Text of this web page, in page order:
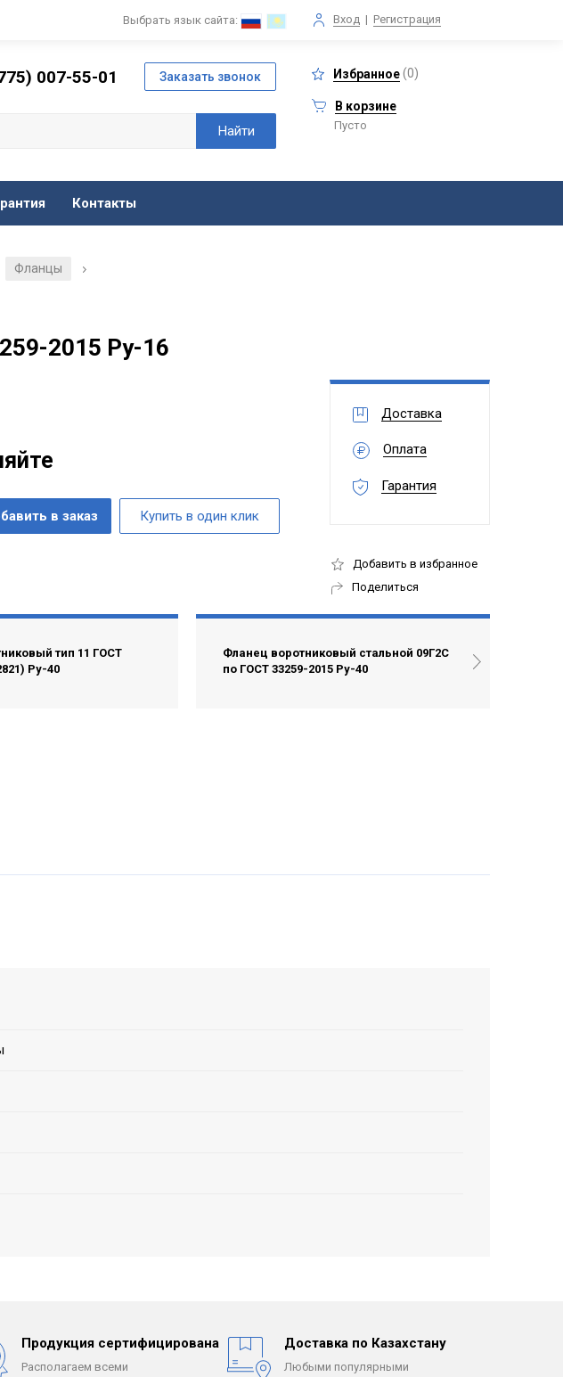
Вход | Регистрация
Выбрать язык сайта:
007-55-01 Избранное(0)
В корзине
Пусто
Контакты
Фланцы
/
2015 Ру-16
Доставка
Оплата
Гарантия
Добавить в избранное
Поделиться
тип 11 ГОСТ
Ру-40
Фланец воротниковый стальной 09Г2С
по ГОСТ 33259-2015 Ру-40
Продукция сертифицирована
Располагаем всеми
Доставка по Казахстану
Любыми популярными